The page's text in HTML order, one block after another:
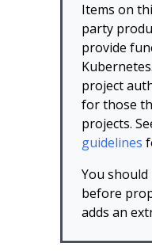
Items on
party
provide
project
for those
projects.
guidelines
You should
before
adds an